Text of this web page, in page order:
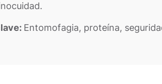
Entomofagia, proteína,